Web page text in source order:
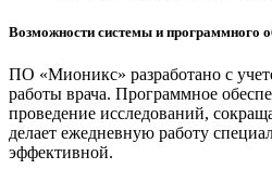
Возможности системы и программного
ПО «Мионикс» разработано с
работы врача. Программное
проведение исследований,
делает ежедневную работу
эффективной.